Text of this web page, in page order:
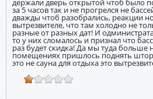
держали дверь открытой чтоб было
за 5 часов так и не прогрелся не
дважды чтоб разобрались, реакции
вытрезвителе, что там холодно не
разные от разных дат! И
то у них сломалось и признал что
раз будет скидка! Да мы туда больше
помещениях пришлось поднять
это не сауна для отдыха это